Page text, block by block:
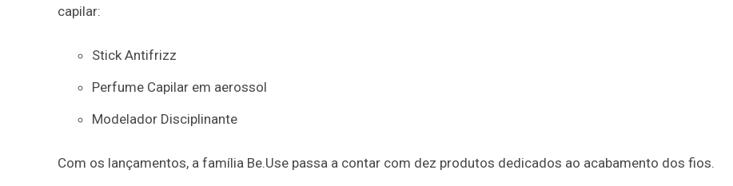
capilar:
Stick Antifrizz
Perfume Capilar em aerossol
Modelador Disciplinante
Com os lançamentos, a família Be.Use passa a contar com dez produtos dedicados ao acabamento dos fios.